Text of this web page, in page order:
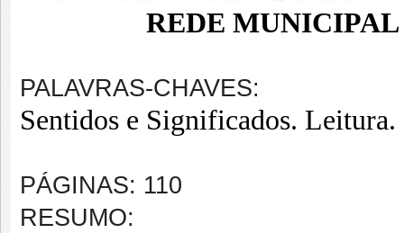
REDE
PALAVRAS-CHAVES:
Sentidos e Significados.
PÁGINAS: 110
RESUMO: